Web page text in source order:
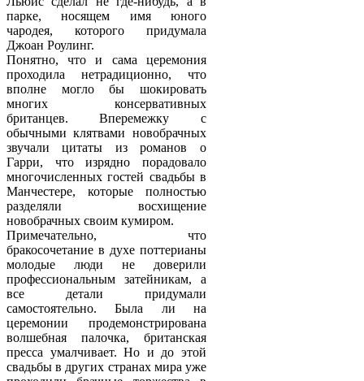
парке, носящем имя юного
чародея, которого придумала
Джоан Роулинг.
Понятно, что и сама церемония
проходила нетрадиционно, что
вполне могло бы шокировать
многих консервативных
британцев. Вперемежку с
обычными клятвами новобрачных
звучали цитаты из романов о
Гарри, что изрядно порадовало
многочисленных гостей свадьбы в
Манчестере, которые полностью
разделяли восхищение
новобрачных своим кумиром.
Примечательно, что
бракосочетание в духе поттерианы
молодые люди не доверили
профессиональным затейникам, а
все детали придумали
самостоятельно. Была ли на
церемонии продемонстрирована
волшебная палочка, британская
пресса умалчивает. Но и до этой
свадьбы в других странах мира уже